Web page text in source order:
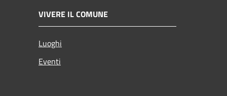
VIVERE IL COMUNE
Luoghi
Eventi